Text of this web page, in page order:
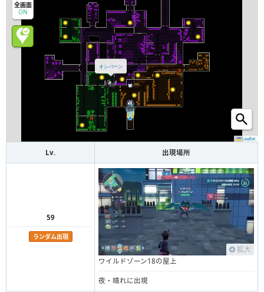
オンバーン
全画面
ON
Leaflet
Lv. 出現場所
59
ランダム出現
拡大
ワイルドゾーン18の屋上
夜・晴れに出現